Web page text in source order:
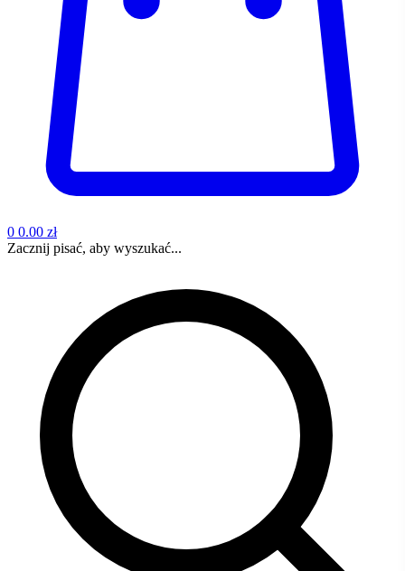
0 0.00 zł
Zacznij pisać, aby wyszukać...